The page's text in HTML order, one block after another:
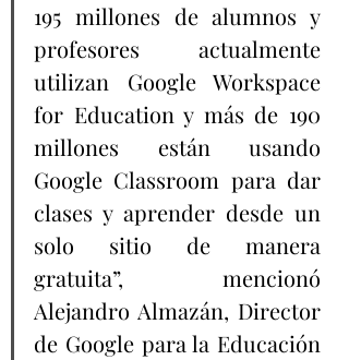
195 millones de alumnos y
profesores actualmente
utilizan Google Workspace
for Education y más de 190
millones están usando
Google Classroom para dar
clases y aprender desde un
solo sitio de manera
gratuita”, mencionó
Alejandro Almazán, Director
de Google para la Educación